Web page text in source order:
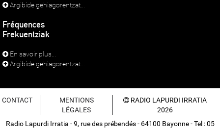
Argibide gehiagorentzat...
Fréquences
Frekuentziak
En savoir plus...
Argibide gehiagorentzat...
CONTACT
MENTIONS
LÉGALES
RADIO LAPURDI IRRATIA
2026
Radio Lapurdi Irratia - 9, rue des prébendés - 64100 Bayonne - Tel : 05